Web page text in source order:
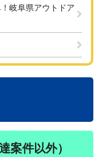
岐阜県アウトドア
案件以外）